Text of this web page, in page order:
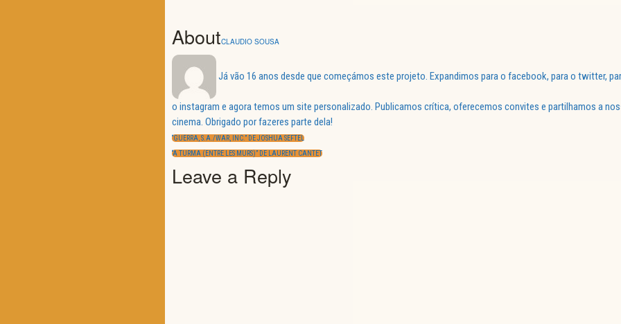
AboutCLAUDIO SOUSA
Já vão 16 anos desde que começámos este projeto. Expandimos para o facebook, para o twitter,
o instagram e agora temos um site personalizado. Publicamos crítica, oferecemos convites e partilhamos a
cinema. Obrigado por fazeres parte dela!
Navegação
de
artigos
PREVIOUS
“GUERRA, S.A./WAR, INC.” DE JOSHUA SEFTEL
NEXT
“A TURMA (ENTRE LES MURS)” DE LAURENT CANTET
Leave a Reply